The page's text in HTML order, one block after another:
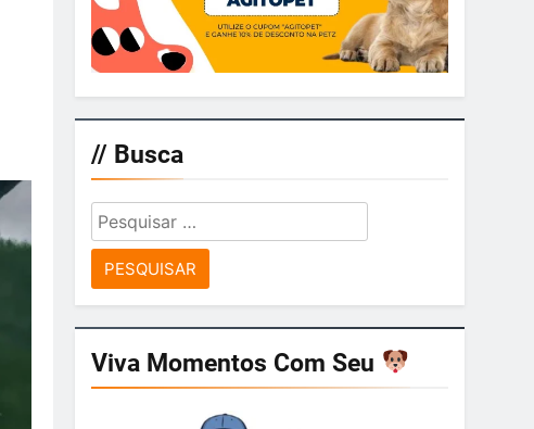
// Busca
Pesquisar
por:
Viva Momentos Com Seu